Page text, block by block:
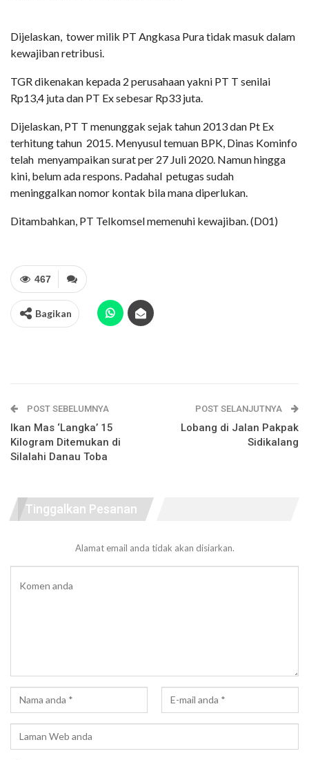
Dijelaskan, tower milik PT Angkasa Pura tidak masuk dalam
kewajiban retribusi.
TGR dikenakan kepada 2 perusahaan yakni PT T senilai
Rp13,4 juta dan PT Ex sebesar Rp33 juta.
Dijelaskan, PT T menunggak sejak tahun 2013 dan Pt Ex
terhitung tahun 2015. Menyusul temuan BPK, Dinas Kominfo
telah menyampaikan surat per 27 Juli 2020. Namun hingga
kini, belum ada respons. Padahal petugas sudah
meninggalkan nomor kontak bila mana diperlukan.
Ditambahkan, PT Telkomsel memenuhi kewajiban. (D01)
467
Bagikan
POST SEBELUMNYA
Ikan Mas ‘Langka’ 15
Kilogram Ditemukan di
Silalahi Danau Toba
POST SELANJUTNYA
Lobang di Jalan Pakpak
Sidikalang
Tinggalkan Pesanan
Alamat email anda tidak akan disiarkan.